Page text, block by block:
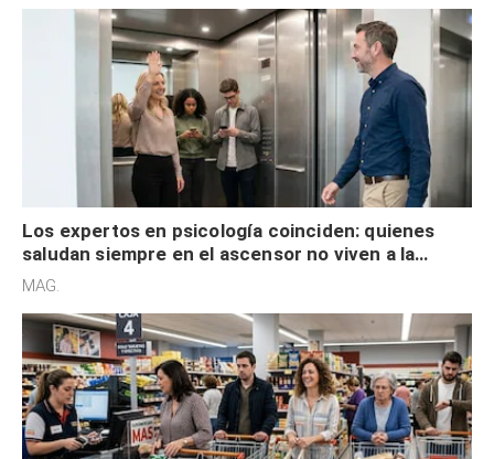
Los expertos en psicología coinciden: quienes
saludan siempre en el ascensor no viven a la
defensiva y tienen apertura social
MAG.